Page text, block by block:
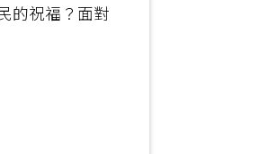
的祝福？面對